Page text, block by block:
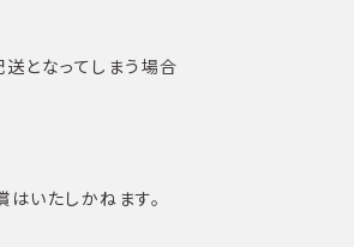
となってしまう場合
いたしかねます。